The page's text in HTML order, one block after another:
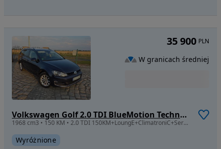
Volkswagen Golf 2.0 TDI BlueMotion Technology Lounge
1968 cm3 • 150 KM • 2.0 TDI 150KM+LoungE+ClimatroniC+SerwiS+ZarejestrowanY
Wyróżnione
35 900 PLN
W granicach średniej